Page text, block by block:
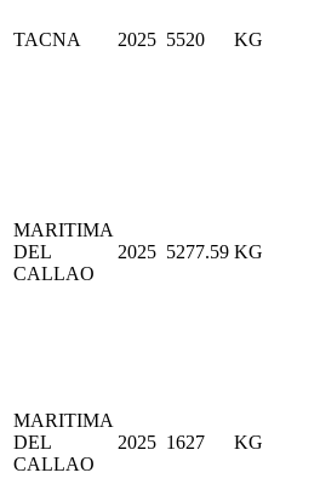
TACNA 2025 5520 KG
MARITIMA
DEL
CALLAO
2025 5277.59 KG
MARITIMA
DEL
CALLAO
2025 1627 KG